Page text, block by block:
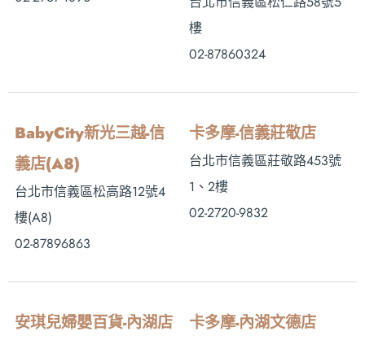
樓
02-87860324
BabyCity新光三越-信
義店(A8)
台北市信義區松高路12號4
樓(A8)
02-87896863
卡多摩-信義莊敬店
台北市信義區莊敬路453號
1、2樓
02-2720-9832
安琪兒婦嬰百貨-內湖店 卡多摩-內湖文德店